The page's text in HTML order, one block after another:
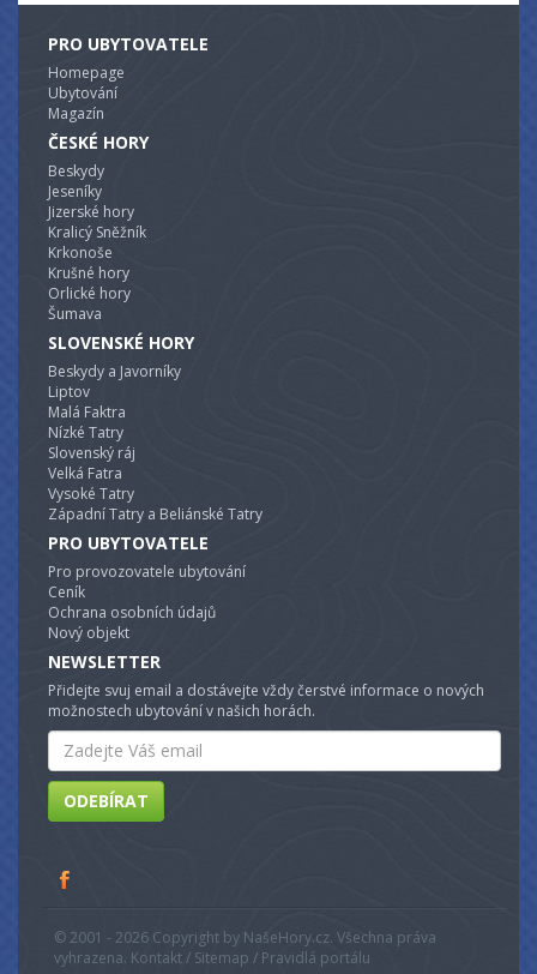
PRO UBYTOVATELE
Homepage
Ubytování
Magazín
ČESKÉ HORY
Beskydy
Jeseníky
Jizerské hory
Kralicý Sněžník
Krkonoše
Krušné hory
Orlické hory
Šumava
SLOVENSKÉ HORY
Beskydy a Javorníky
Liptov
Malá Faktra
Nízké Tatry
Slovenský ráj
Velká Fatra
Vysoké Tatry
Západní Tatry a Beliánské Tatry
PRO UBYTOVATELE
Pro provozovatele ubytování
Ceník
Ochrana osobních údajů
Nový objekt
NEWSLETTER
Přidejte svuj email a dostávejte vždy čerstvé informace o nových
možnostech ubytování v našich horách.
Email
ODEBÍRAT
© 2001 - 2026 Copyright by NašeHory.cz. Všechna práva
vyhrazena. Kontakt / Sitemap / Pravidlá portálu